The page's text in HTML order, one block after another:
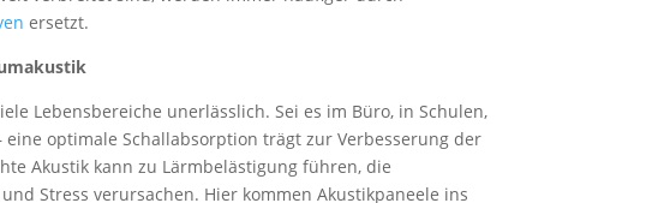
ersetzt.
Lebensbereiche unerlässlich. Sei es im Büro, in Schulen,
eine optimale Schallabsorption trägt zur Verbesserung der
Akustik kann zu Lärmbelästigung führen, die
Stress verursachen. Hier kommen Akustikpaneele ins